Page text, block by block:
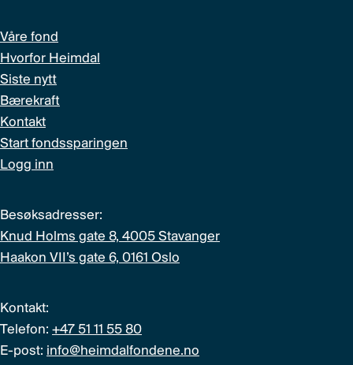
Våre fond
Hvorfor Heimdal
Siste nytt
Bærekraft
Kontakt
Start fondssparingen
Logg inn
Besøksadresser:
Knud Holms gate 8, 4005 Stavanger
Haakon VII’s gate 6, 0161 Oslo
Kontakt:
Telefon: +47 51 11 55 80
E-post: info@heimdalfondene.no